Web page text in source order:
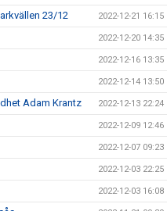
23/12 2022-12-21 16:15
2022-12-20 14:35
2022-12-16 13:35
2022-12-14 13:50
Adam Krantz 2022-12-13 22:24
2022-12-09 12:46
2022-12-07 09:23
2022-12-03 22:25
2022-12-03 16:08